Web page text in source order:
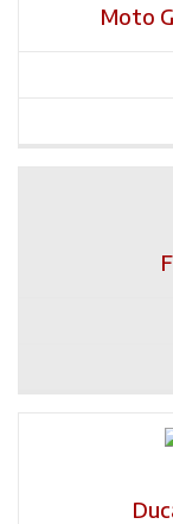
Moto